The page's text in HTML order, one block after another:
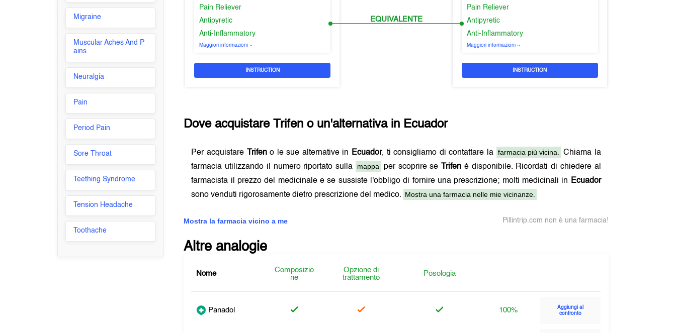
Migraine
Muscular Aches And P
ains
Neuralgia
Pain
Period Pain
Sore Throat
Teething Syndrome
Tension Headache
Toothache
Pain Reliever
Antipyretic
Anti-Inflammatory
Maggiori informazioni
INSTRUCTION
EQUIVALENTE
Pain Reliever
Antipyretic
Anti-Inflammatory
Maggiori informazioni
INSTRUCTION
Dove acquistare Trifen o un'alternativa in Ecuador
Per acquistare Trifeno le sue alternative in Ecuador, ti consigliamo di contattare la farmacia più vicina.
Chiama la
farmacia utilizzando il numero riportato sulla
mappa per scoprire se Trifen è disponibile. Ricordati di chiedere al
farmacista il prezzo del medicinale e se sussiste l'obbligo di fornire una prescrizione; molti medicinali in
Ecuador
sono venduti rigorosamente dietro prescrizione del medico. Mostra una farmacia nelle mie vicinanze.
Mostra la farmacia vicino a me Pillintrip.com non è una farmacia!
Altre analogie
Nome
Composizio
ne
Opzione di
trattamento
Posologia
Panadol 100%
Aggiungi al
confronto